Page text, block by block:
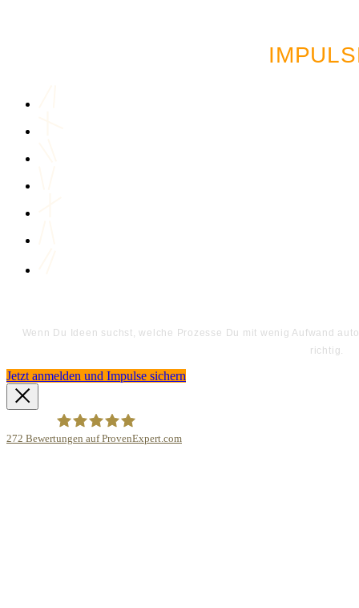
Wenn Du Ideen suchst, welche Prozesse Du mit wenig Aufwand
richtig.
Jetzt anmelden und Impulse sichern
272 Bewertungen auf ProvenExpert.com